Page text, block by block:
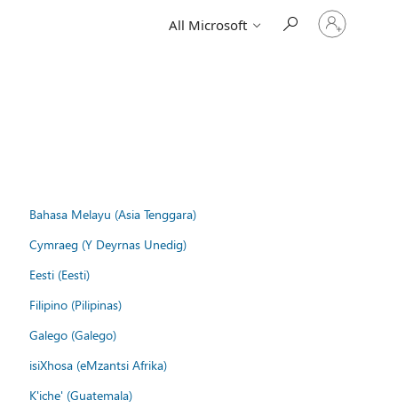
All Microsoft
Sign
in
Bahasa Melayu (Asia Tenggara)
Cymraeg (Y Deyrnas Unedig)
Eesti (Eesti)
Filipino (Pilipinas)
Galego (Galego)
isiXhosa (eMzantsi Afrika)
K'iche' (Guatemala)